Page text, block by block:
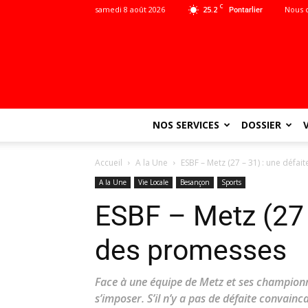
25.2 C Pontarlier
samedi 8 août 2026 Nous
NOS SERVICES DOSSIER
Accueil A la Une ESBF – Metz (27 – 31) : une
A la Une Vie Locale Besançon Sports
ESBF – Metz
des promesses
Face à une équipe de Metz et ses
s’imposer. S’il n’y a pas de défaite